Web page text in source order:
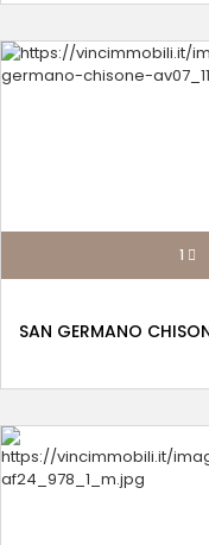
1
SAN GERMANO